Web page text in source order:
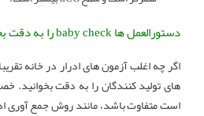
دستورالعمل ها baby check را به دقت بخوانید
اگر چه اغلب آزمون های ادرار در خانه
است متفاوت باشد، مانند روش جمع آوری